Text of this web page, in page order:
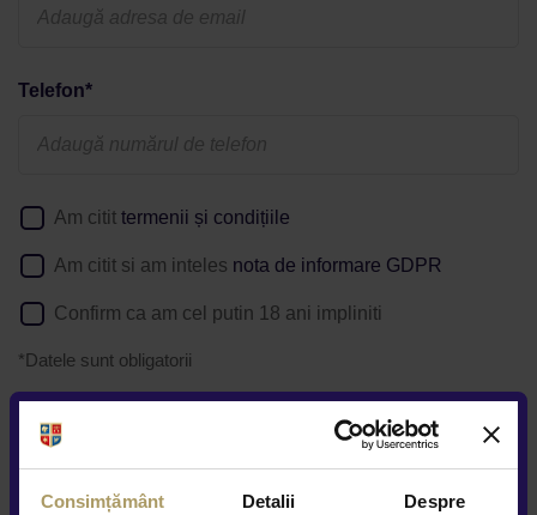
Consimțământ Detalii Despre
Telefon*
Am citit termenii și condițiile
Am citit si am inteles nota de informare GDPR
Confirm ca am cel putin 18 ani impliniti
*Datele sunt obligatorii
Daca solicitati detalii despre o anumita oferta postata pe
website, puteti afla
cum va prelucram datele
Sunteți de acord ca Țiriac Auto să utilizeze informațiile